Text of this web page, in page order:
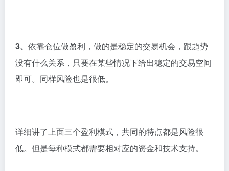
3、 依靠仓位做盈利，做的是稳定的交易机会，跟趋势
没有什么关系，只要在某些情况下给出稳定的交易空间
即可。同样风险也是很低。
详细讲了上面三个盈利模式，共同的特点都是风险很
低。但是每种模式都需要相对应的资金和技术支持。